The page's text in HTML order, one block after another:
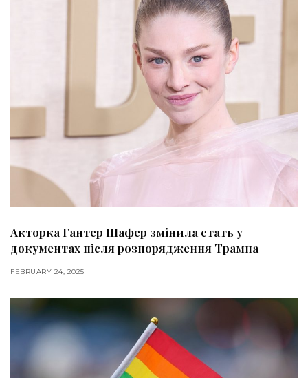
Акторка Гантер Шафер змінила стать у
документах після розпорядження Трампа
FEBRUARY 24, 2025